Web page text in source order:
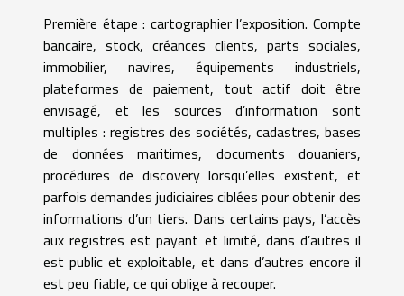
Première étape : cartographier l’exposition. Compte
bancaire, stock, créances clients, parts sociales,
immobilier, navires, équipements industriels,
plateformes de paiement, tout actif doit être
envisagé, et les sources d’information sont
multiples : registres des sociétés, cadastres, bases
de données maritimes, documents douaniers,
procédures de discovery lorsqu’elles existent, et
parfois demandes judiciaires ciblées pour obtenir des
informations d’un tiers. Dans certains pays, l’accès
aux registres est payant et limité, dans d’autres il
est public et exploitable, et dans d’autres encore il
est peu fiable, ce qui oblige à recouper.